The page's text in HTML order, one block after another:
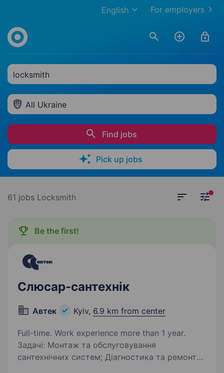
For employers
English
locksmith
All Ukraine
Find jobs
Pick up jobs
61 jobs Locksmith
Be the first!
Слюсар-сантехнік
Автек Kyiv, 6.9 km from center
Full-time. Work experience more than 1 year.
Задачі: Монтаж та обслуговування
сантехнічних систем; Діагностика та ремонт